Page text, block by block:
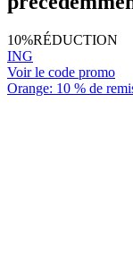
10%RÉDUCTION
ING
Voir le code promo
Orange: 10 % de